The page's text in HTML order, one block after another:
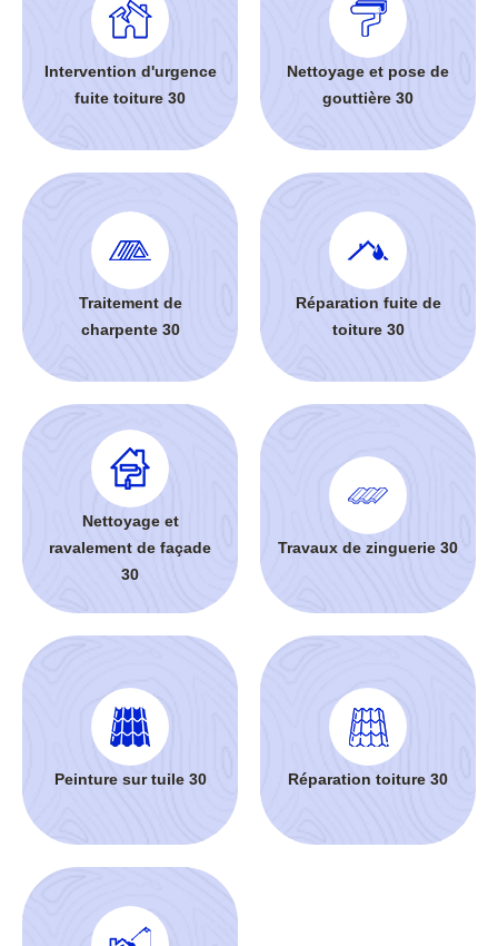
Intervention d'urgence
fuite toiture 30
Nettoyage et pose de
gouttière 30
Traitement de
charpente 30
Réparation fuite de
toiture 30
Nettoyage et
ravalement de façade
30
Travaux de zinguerie 30
Peinture sur tuile 30 Réparation toiture 30